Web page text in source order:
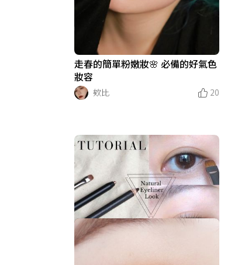
走春的簡單粉嫩妝🌸 必備的好氣色
妝容
欸比
20
空靈系眼妝正夯！偽素顏必備「減